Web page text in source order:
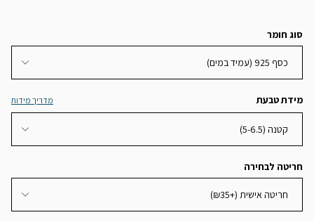
סוג חומר
כסף 925 (עמיד במים)
מידת טבעת מדריך מידות
קטנה (5-6.5)
חריטה לבחירה
חריטה אישית (+₪35)